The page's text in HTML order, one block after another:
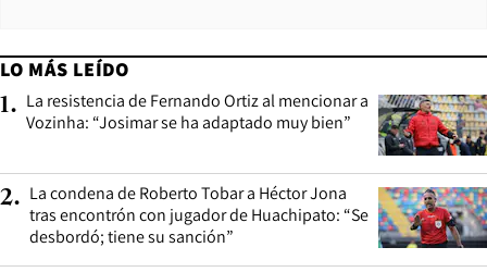
LO MÁS LEÍDO
1. La resistencia de Fernando Ortiz al mencionar a
Vozinha: “Josimar se ha adaptado muy bien”
2. La condena de Roberto Tobar a Héctor Jona
tras encontrón con jugador de Huachipato: “Se
desbordó; tiene su sanción”